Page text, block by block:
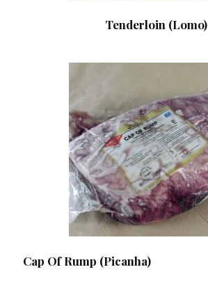
Tenderloin (Lomo)
Cap Of Rump (Picanha)